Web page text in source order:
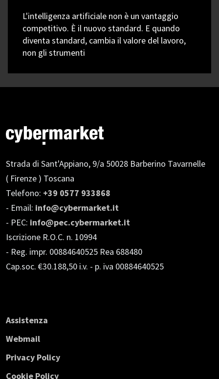
L'intelligenza artificiale non è un vantaggio
competitivo. È il nuovo standard. E quando
diventa standard, cambia il valore del lavoro,
non gli strumenti
Strada di Sant'Appiano, 9/a 50028 Barberino Tavarnelle
( Firenze ) Toscana
Telefono: +39 0577 933868
- Email: info@cybermarket.it
- PEC: info@pec.cybermarket.it
Iscrizione R.O.C. n. 10994
- Reg. impr. 00884640525 Rea 688480
Cap.soc. €30.188,50 i.v. - p. iva 00884640525
Assistenza
Webmail
Privacy Policy
Cookie Policy